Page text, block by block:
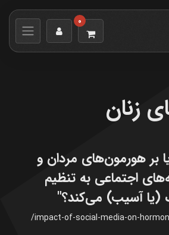
0
زنان
بر هورمون‌های مردان و
اجتماعی به تنظیم
(یا آسیب) می‌کند؟"
/impact-of-social-media-on-